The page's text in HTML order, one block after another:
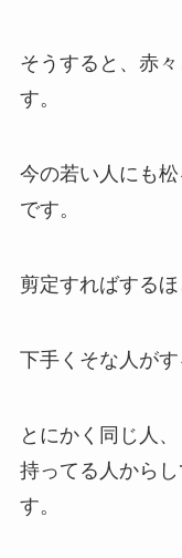
そうすると、赤
す。
今の若い人にも
です。
剪定すればするほ
下手くそな人がす
とにかく同じ人
持ってる人から
す。